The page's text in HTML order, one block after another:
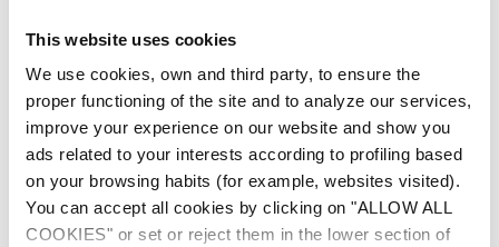
This website uses cookies
We use cookies, own and third party, to ensure the
proper functioning of the site and to analyze our services,
improve your experience on our website and show you
ads related to your interests according to profiling based
on your browsing habits (for example, websites visited).
You can accept all cookies by clicking on "ALLOW ALL
COOKIES" or set or reject them in the lower section of
///"CONTROLLER CELL"/// an
Mitteilung ///"CONTROLER CELL"/// des Tri
Expert
Mein pH Perfect Gerät zeigt stets einen Wert um
7,0 an